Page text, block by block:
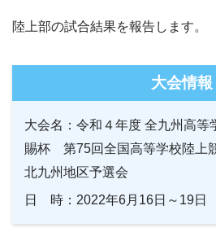
陸上部の試合結果を報告します。
大会情報
大会名：令和４年度 全九州高等
賜杯 第75回全国高等学校陸上
北九州地区予選会
日 時：2022年6月16日～19日